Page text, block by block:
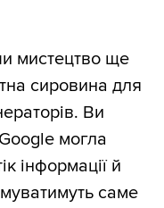
мистецтво ще
сировина для
Ви
могла
інформації й
саме